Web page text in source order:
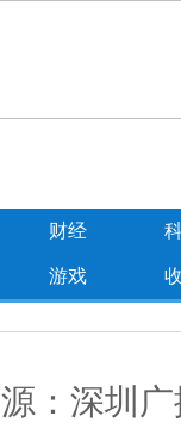
财经
游戏
：深圳广